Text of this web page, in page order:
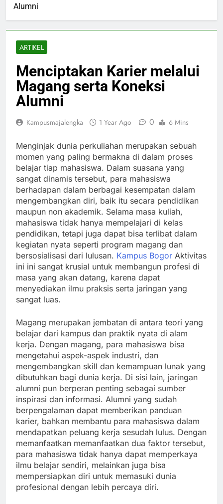
Alumni
ARTIKEL
Menciptakan Karier melalui
Magang serta Koneksi
Alumni
Kampusmajalengka 1 Year Ago 0 6 Mins
Menginjak dunia perkuliahan merupakan sebuah
momen yang paling bermakna di dalam proses
belajar tiap mahasiswa. Dalam suasana yang
sangat dinamis tersebut, para mahasiswa
berhadapan dalam berbagai kesempatan dalam
mengembangkan diri, baik itu secara pendidikan
maupun non akademik. Selama masa kuliah,
mahasiswa tidak hanya mempelajari di kelas
pendidikan, tetapi juga dapat bisa terlibat dalam
kegiatan nyata seperti program magang dan
bersosialisasi dari lulusan. Kampus Bogor Aktivitas
ini ini sangat krusial untuk membangun profesi di
masa yang akan datang, karena dapat
menyediakan ilmu praksis serta jaringan yang
sangat luas.
Magang merupakan jembatan di antara teori yang
belajar dari kampus dan praktik nyata di alam
kerja. Dengan magang, para mahasiswa bisa
mengetahui aspek-aspek industri, dan
mengembangkan skill dan kemampuan lunak yang
dibutuhkan bagi dunia kerja. Di sisi lain, jaringan
alumni pun berperan penting sebagai sumber
inspirasi dan informasi. Alumni yang sudah
berpengalaman dapat memberikan panduan
karier, bahkan membantu para mahasiswa dalam
mendapatkan peluang kerja sesudah lulus. Dengan
memanfaatkan memanfaatkan dua faktor tersebut,
para mahasiswa tidak hanya dapat memperkaya
ilmu belajar sendiri, melainkan juga bisa
mempersiapkan diri untuk memasuki dunia
profesional dengan lebih percaya diri.